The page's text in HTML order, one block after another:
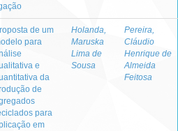
de um
para
e
da
de
para
em
Holanda,
Maruska
Lima de
Sousa
Pereira,
Cláudio
Henrique de
Almeida
Feitosa